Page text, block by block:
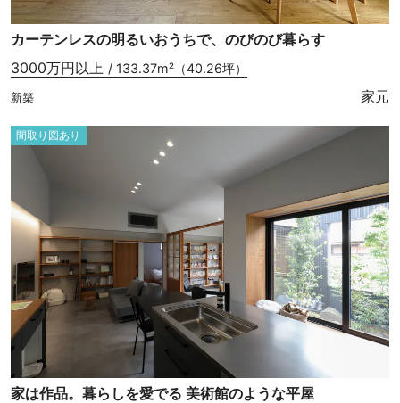
カーテンレスの明るいおうちで、のびのび暮らす
3000万円以上 / 133.37m²（40.26坪）
新築 家元
間取り図あり
家は作品。暮らしを愛でる 美術館のような平屋